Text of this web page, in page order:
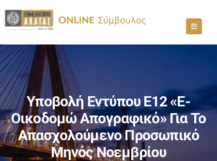
Υποβολή Εντύπου Ε12 «e-
Οικοδομώ Απογραφικό» Για Το
Απασχολούμενο Προσωπικό
Μηνός Νοεμβρίου